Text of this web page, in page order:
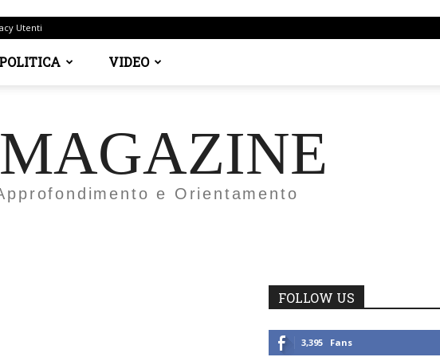
Utenti
POLITICA VIDEO
e Orientamento
FOLLOW US
3,395 Fans